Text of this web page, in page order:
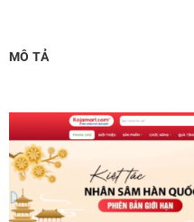
Tên miền quốc tế .com
Tên miền Việt Nam .vn
Hosting 2GB SSD (1
Hosting 4GB SSD (1
MÔ TẢ